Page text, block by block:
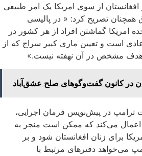
از سوی امریکا یک امر طبیعی
همچنان تصریح کرد: « در پالیسی
امریکا گماشتن افراد از هر کشور در
است و تعیین ماری کبیر سراج که از
هدف مشخص در آن نهفته نیست.»
در کانون گفت‌وگوهای صلح عشق‌آباد
ترامپ در پیش‌نویس فرمان اجرایی،
اعمال می‌کند که ممکن است منجر به
برای زنان افغانستان شود و بر
می‌خواهد دفترهای مرتبط با